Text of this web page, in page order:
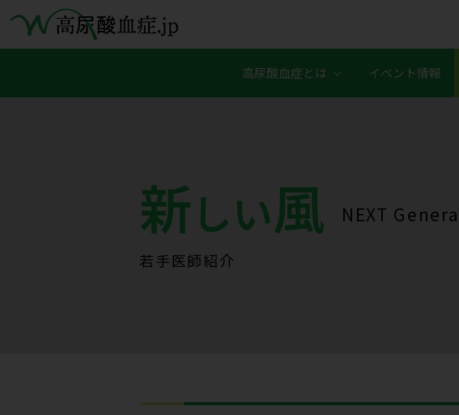
高尿酸血症とは イベント情報
新しい風 NEXT
若手医師紹介